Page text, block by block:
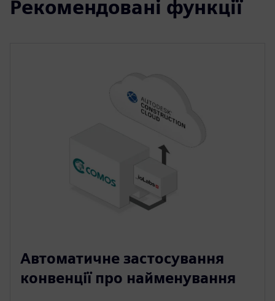
Рекомендовані функції
Автоматичне застосування
конвенції про найменування